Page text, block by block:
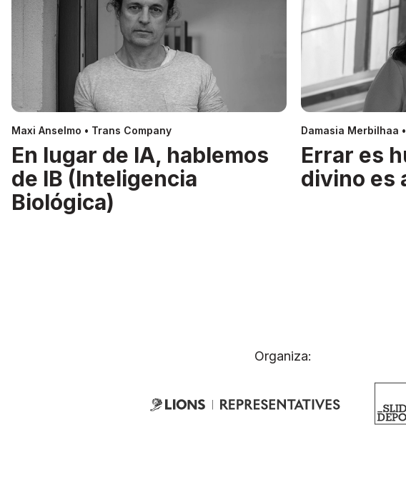
Maxi Anselmo • Trans Company
En lugar de IA, hablemos
de IB (Inteligencia
Biológica)
Damasia Merbilhaa
Errar es
divino es
Organiza: